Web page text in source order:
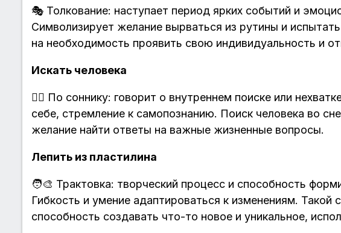
🎭 Толкование: наступает период ярких событий и
Символизирует желание вырваться из рутины и
на необходимость проявить свою индивидуальность и
Искать человека
🕵️‍♂️ По соннику: говорит о внутреннем поиске или
себе, стремление к самопознанию. Поиск человека во
желание найти ответы на важные жизненные вопросы.
Лепить из пластилина
🧑‍🎨 Трактовка: творческий процесс и способность
Гибкость и умение адаптироваться к изменениям. Такой
способность создавать что-то новое и уникальное,